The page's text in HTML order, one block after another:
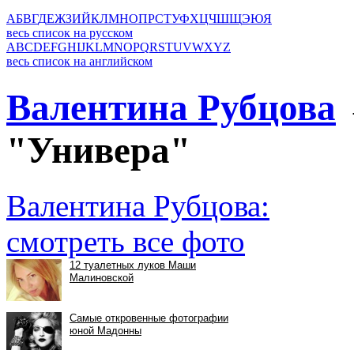
АБВГДЕЖЗИЙКЛМНОПРСТУФХЦЧШЩЭЮЯ
весь список на русском
ABCDEFGHIJKLMNOPQRSTUVWXYZ
весь список на английском
Валентина Рубцова
"Универа"
Валентина Рубцова:
смотреть все фото